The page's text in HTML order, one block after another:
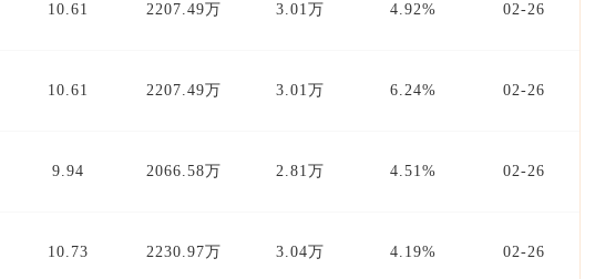
10.61 2207.49万 3.01万 4.92% 02-26
10.61 2207.49万 3.01万 6.24% 02-26
9.94 2066.58万 2.81万 4.51% 02-26
10.73 2230.97万 3.04万 4.19% 02-26